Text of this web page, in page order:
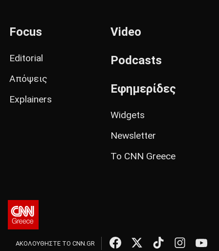
Focus
Editorial
Απόψεις
Explainers
Video
Podcasts
Εφημερίδες
Widgets
Newsletter
Το CNN Greece
ΑΚΟΛΟΥΘΗΣΤΕ ΤΟ CNN.GR